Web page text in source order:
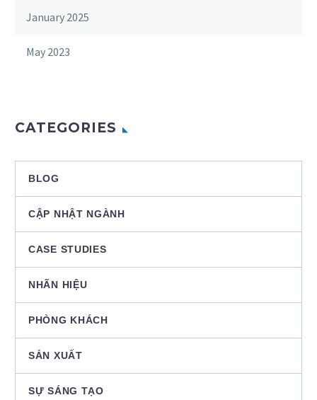
January 2025
May 2023
CATEGORIES
BLOG
CẬP NHẬT NGÀNH
CASE STUDIES
NHÃN HIỆU
PHÒNG KHÁCH
SẢN XUẤT
SỰ SÁNG TẠO